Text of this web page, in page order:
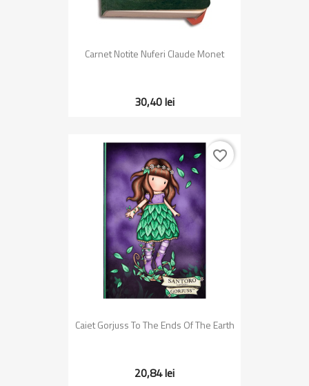
Carnet Notite Nuferi Claude Monet
30,40 lei
Caiet Gorjuss To The Ends Of The Earth
20,84 lei
favorite_border